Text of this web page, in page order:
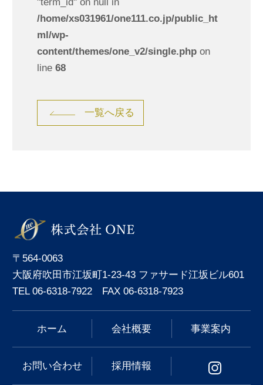
/home/xs031961/one111.co.jp/public_ht
ml/wp-
content/themes/one_v2/single.phpon
line 68
一覧へ戻る
〒564-0063
大阪府吹田市江坂町1-23-43 ファサード江坂ビル601
TEL 06-6318-7922 FAX 06-6318-7923
ホーム 会社概要 事業案内
お問い合わせ 採用情報